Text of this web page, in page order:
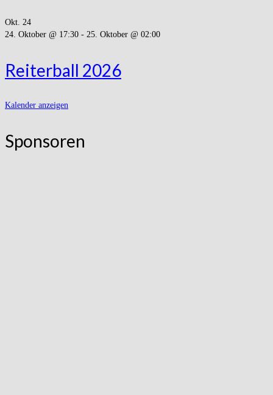
Okt. 24
24. Oktober @ 17:30 - 25. Oktober @ 02:00
Reiterball 2026
Kalender anzeigen
Sponsoren